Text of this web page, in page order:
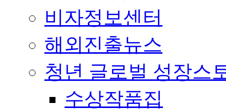
비자정보센터
해외진출뉴스
청년 글로벌 성장스
수상작품집